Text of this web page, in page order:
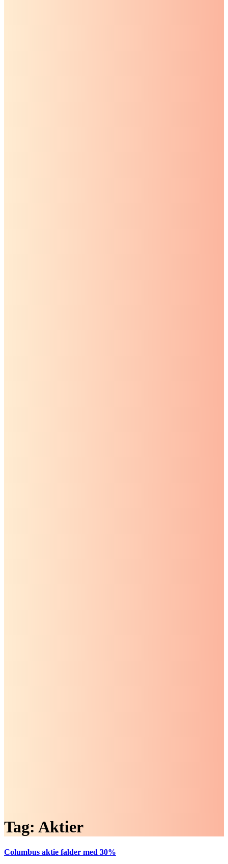
Tag: Aktier
Columbus aktie falder med 30%